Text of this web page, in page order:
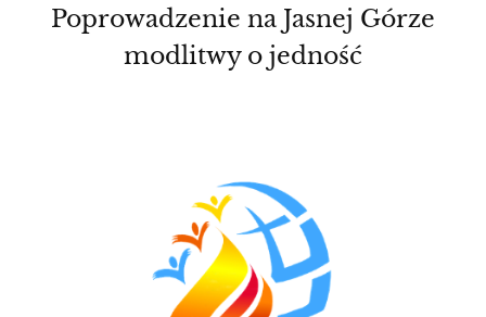
Poprowadzenie na Jasnej Górze
modlitwy o jedność